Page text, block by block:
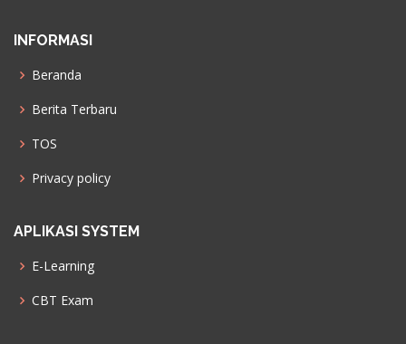
INFORMASI
Beranda
Berita Terbaru
TOS
Privacy policy
APLIKASI SYSTEM
E-Learning
CBT Exam